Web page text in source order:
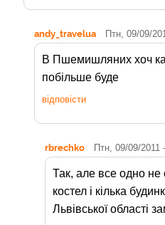
andy_travelua Птн, 09/09/
В Пшемишляних хоч
побільше буде
відповісти
rbrechko Птн, 09/09/2011
Так, але все одно не
костел і кілька
Львівської області